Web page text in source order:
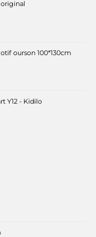
ourson 100*130cm
Y12 - Kidilo